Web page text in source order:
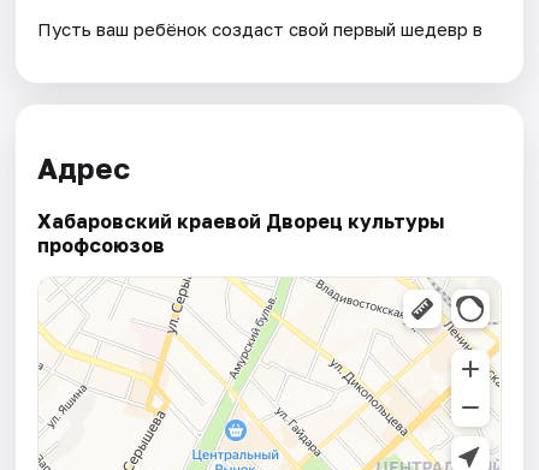
Пусть ваш ребёнок создаст свой первый шедевр в
Адрес
Хабаровский краевой Дворец культуры
профсоюзов